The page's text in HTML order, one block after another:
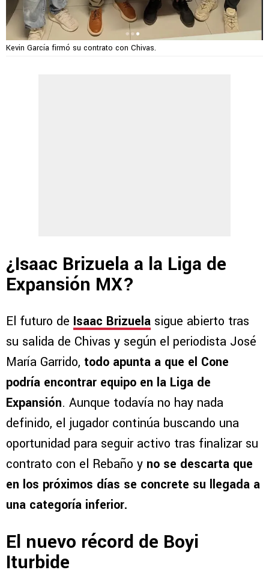
Kevin García firmó su contrato con Chivas.
¿Isaac Brizuela a la Liga de
Expansión MX?
El futuro de Isaac Brizuela sigue abierto tras
su salida de Chivas y según el periodista José
María Garrido, todo apunta a que el Cone
podría encontrar equipo en la Liga de
Expansión. Aunque todavía no hay nada
definido, el jugador continúa buscando una
oportunidad para seguir activo tras finalizar su
contrato con el Rebaño y no se descarta que
en los próximos días se concrete su llegada a
una categoría inferior.
El nuevo récord de Boyi
Iturbide